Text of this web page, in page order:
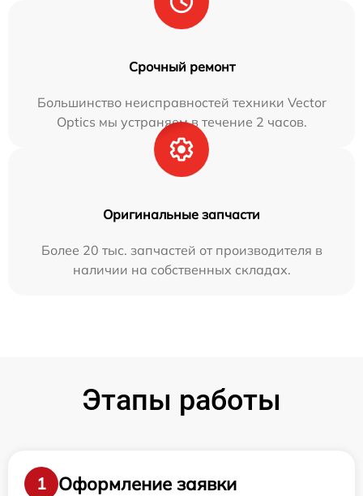
Срочный ремонт
Большинство неисправностей техники Vector
Optics мы устраняем в течение 2 часов.
Оригинальные запчасти
Более 20 тыс. запчастей от производителя в
наличии на собственных складах.
Этапы работы
1
Оформление заявки